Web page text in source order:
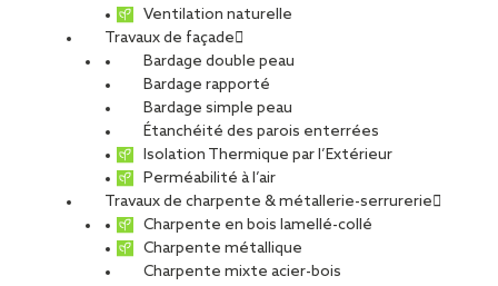
Ventilation naturelle
Travaux de façade
Bardage double peau
Bardage rapporté
Bardage simple peau
Étanchéité des parois enterrées
Isolation Thermique par l’Extérieur
Perméabilité à l’air
Travaux de charpente & métallerie-serrurerie
Charpente en bois lamellé-collé
Charpente métallique
Charpente mixte acier-bois
Palais de Justice de
Strasbourg
PARTAGER